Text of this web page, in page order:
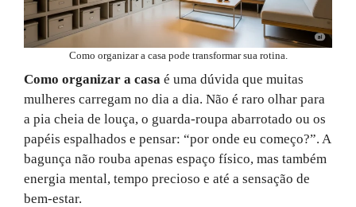
Como organizar a casa pode transformar sua rotina.
Como organizar a casa é uma dúvida que muitas
mulheres carregam no dia a dia. Não é raro olhar para
a pia cheia de louça, o guarda-roupa abarrotado ou os
papéis espalhados e pensar: “por onde eu começo?”. A
bagunça não rouba apenas espaço físico, mas também
energia mental, tempo precioso e até a sensação de
bem-estar.